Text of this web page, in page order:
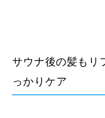
サウナ後の髪もリ
っかりケア